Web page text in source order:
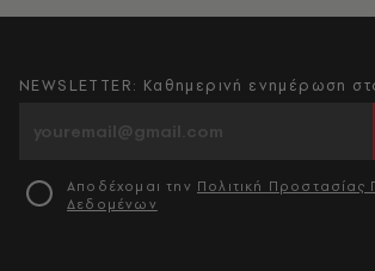
NEWSLETTER: Καθημερινή ενημέρωση
Αποδέχομαι την Πολιτική
Δεδομένων